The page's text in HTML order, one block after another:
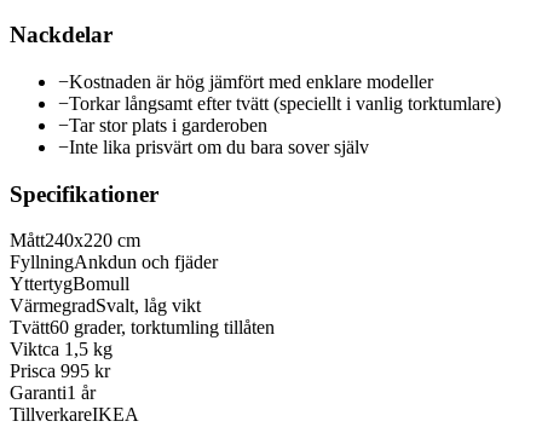
Nackdelar
−Kostnaden är hög jämfört med enklare modeller
−Torkar långsamt efter tvätt (speciellt i vanlig torktumlare)
−Tar stor plats i garderoben
−Inte lika prisvärt om du bara sover själv
Specifikationer
Mått240x220 cm
FyllningAnkdun och fjäder
YttertygBomull
VärmegradSvalt, låg vikt
Tvätt60 grader, torktumling tillåten
Viktca 1,5 kg
Prisca 995 kr
Garanti1 år
TillverkareIKEA